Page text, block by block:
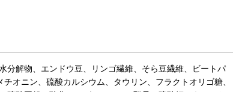
分解物、エンドウ豆、リンゴ繊維、そら豆繊維、ビートパ
オニン、硫酸カルシウム、タウリン、フラクトオリゴ糖、